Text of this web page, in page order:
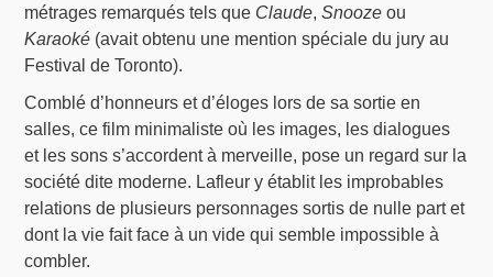
métrages remarqués tels que Claude,Snooze ou
Karaoké (avait obtenu une mention spéciale du jury au
Festival de Toronto).
Comblé d’honneurs et d’éloges lors de sa sortie en
salles, ce film minimaliste où les images, les dialogues
et les sons s’accordent à merveille, pose un regard sur la
société dite moderne. Lafleur y établit les improbables
relations de plusieurs personnages sortis de nulle part et
dont la vie fait face à un vide qui semble impossible à
combler.